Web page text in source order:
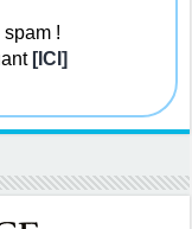
!
[ICI]